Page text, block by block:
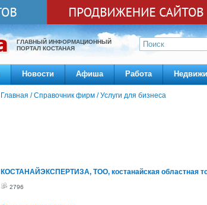
ГЛАВНЫЙ ИНФОРМАЦИОННЫЙ
ПОРТАЛ КОСТАНАЯ
Новости Афиша Работа
Главная /Справочник фирм /Услуги для бизнеса
КОСТАНАЙЭКСПЕРТИЗА, ТОО, костанайская областная
2796